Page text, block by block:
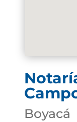
Boyacá